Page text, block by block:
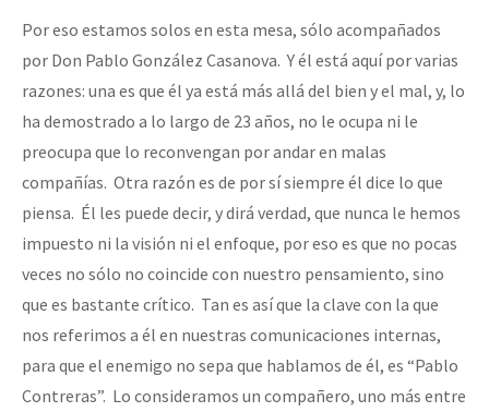
Por eso estamos solos en esta mesa, sólo acompañados
por Don Pablo González Casanova. Y él está aquí por varias
razones: una es que él ya está más allá del bien y el mal, y, lo
ha demostrado a lo largo de 23 años, no le ocupa ni le
preocupa que lo reconvengan por andar en malas
compañías. Otra razón es de por sí siempre él dice lo que
piensa. Él les puede decir, y dirá verdad, que nunca le hemos
impuesto ni la visión ni el enfoque, por eso es que no pocas
veces no sólo no coincide con nuestro pensamiento, sino
que es bastante crítico. Tan es así que la clave con la que
nos referimos a él en nuestras comunicaciones internas,
para que el enemigo no sepa que hablamos de él, es “Pablo
Contreras”. Lo consideramos un compañero, uno más entre